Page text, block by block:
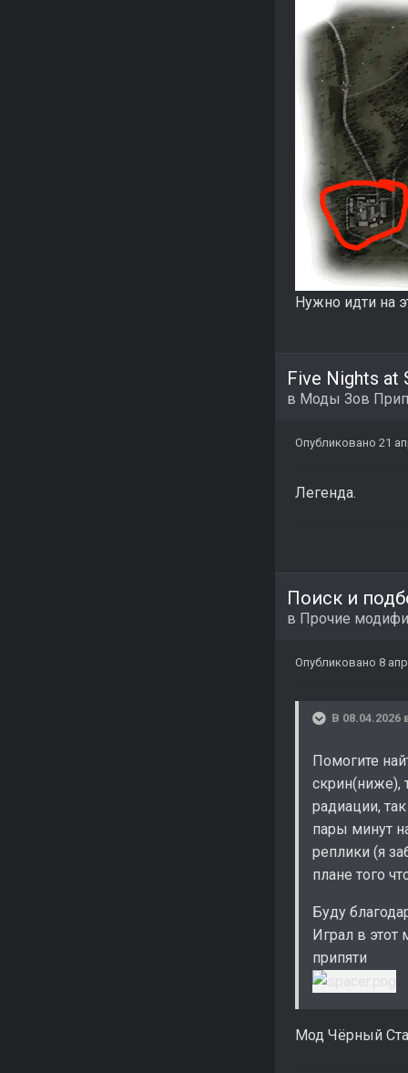
Нужно идти на
Five Nights at
в Моды Зов
Опубликовано 21
Легенда.
Поиск и
в Прочие
Опубликовано 8
В 08.04.2026
Помогите
скрин(ниже),
радиации,
пары минут
реплики (я
плане того
Буду
Играл в
припяти
Мод Чёрный